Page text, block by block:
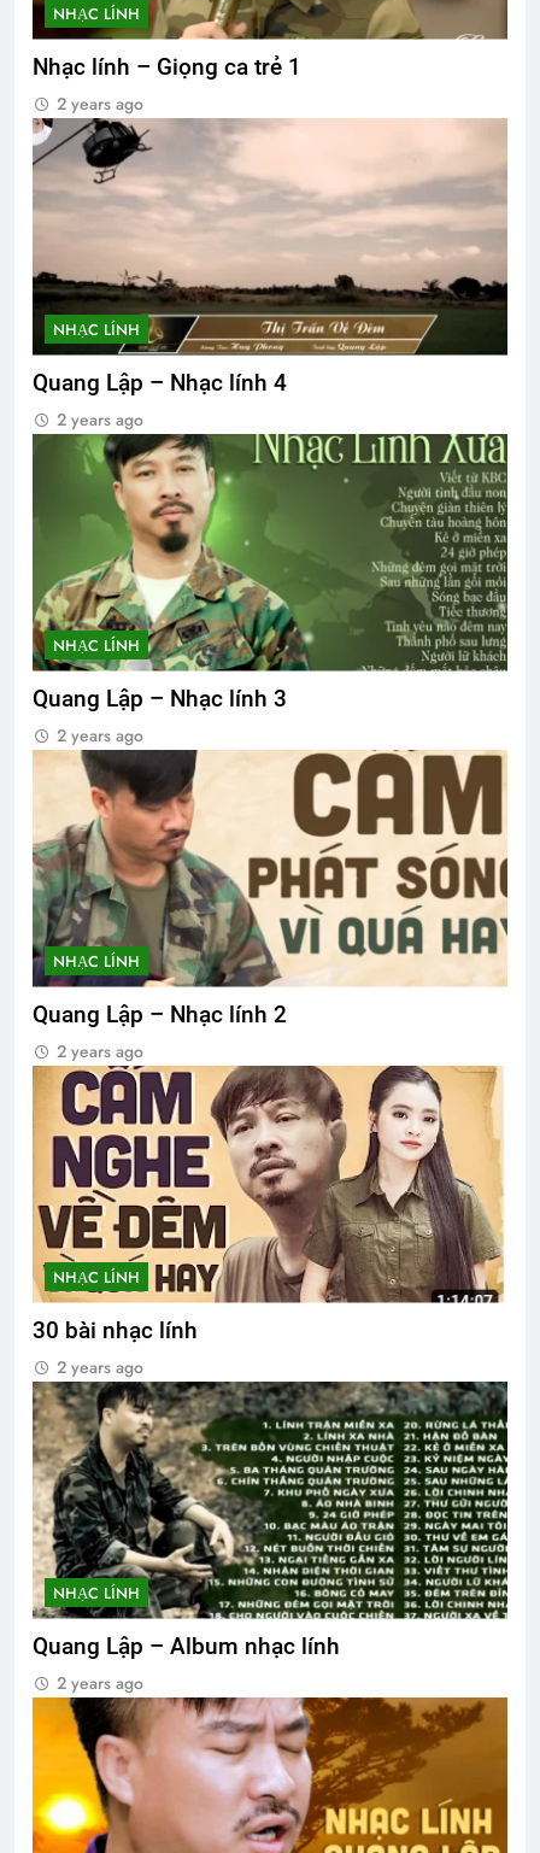
NHẠC LÍNH
Nhạc lính – Giọng ca trẻ 1
2 years ago
NHẠC LÍNH
Quang Lập – Nhạc lính 4
2 years ago
NHẠC LÍNH
Quang Lập – Nhạc lính 3
2 years ago
NHẠC LÍNH
Quang Lập – Nhạc lính 2
2 years ago
NHẠC LÍNH
30 bài nhạc lính
2 years ago
NHẠC LÍNH
Quang Lập – Album nhạc lính
2 years ago